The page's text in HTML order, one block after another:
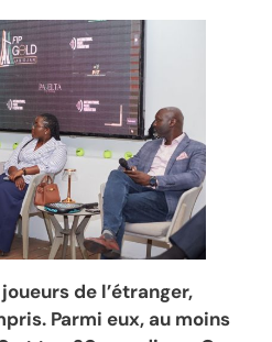
de l’étranger,
Parmi eux, au moins